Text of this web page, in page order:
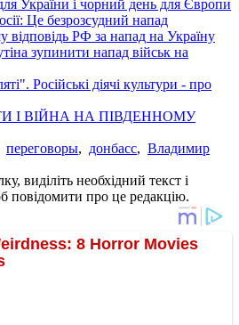
України і чорний день для Європи
Це безрозсудний напад
відповідь РФ за напад на Україну
зупинити напад військ на
Російські діячі культури - про
І ВІЙНА НА ПІВДЕННОМУ
переговоры, донбасс, Владимир
виділіть необхідний текст і
повідомити про це редакцію.